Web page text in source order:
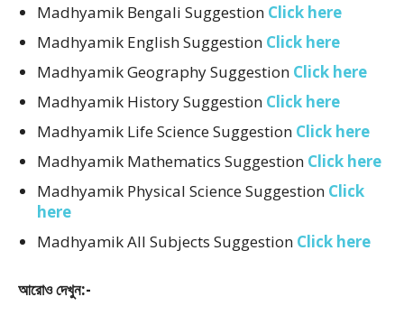
Madhyamik Bengali Suggestion Click here
Madhyamik English Suggestion Click here
Madhyamik Geography Suggestion Click here
Madhyamik History Suggestion Click here
Madhyamik Life Science Suggestion Click here
Madhyamik Mathematics Suggestion Click here
Madhyamik Physical Science Suggestion Click
here
Madhyamik All Subjects Suggestion Click here
আরোও দেখুন:-